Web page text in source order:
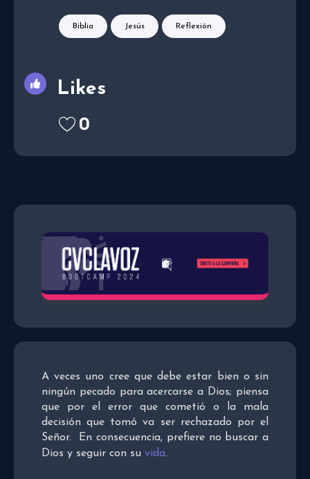
A veces uno cree que debe estar bien o sin
ningún pecado para acercarse a Dios; piensa
que por el error que cometió o la mala
decisión que tomó va ser rechazado por el
Señor. En consecuencia, prefiere no buscar a
Dios y seguir con su vida.
Biblia Jesús Reflexión
Likes
0